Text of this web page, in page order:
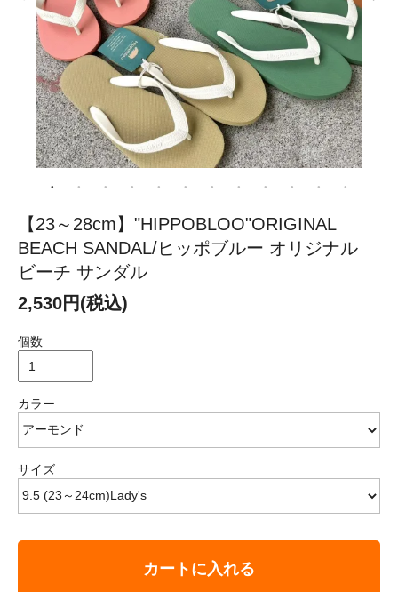
【23～28cm】"HIPPOBLOO"ORIGINAL
BEACH SANDAL/ヒッポブルー オリジナル
ビーチ サンダル
2,530円(税込)
個数
カラー
サイズ
カートに入れる